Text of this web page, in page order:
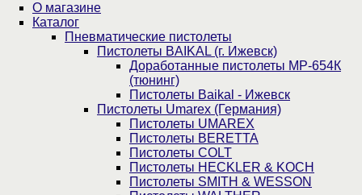
О магазине
Каталог
Пнев­ма­ти­чес­кие пистолеты
Пистолеты BAIKAL (г. Ижевск)
Доработанные пистолеты МР-654К
(тюнинг)
Пистолеты Baikal - Ижевск
Пистолеты Umarex (Германия)
Пистолеты UMAREX
Пистолеты BERETTA
Пистолеты COLT
Пистолеты HECKLER & KOCH
Пистолеты SMITH & WESSON